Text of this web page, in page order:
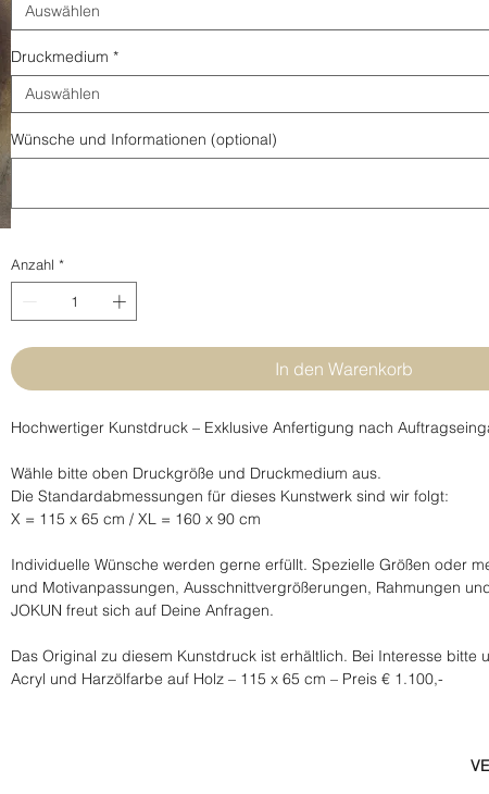
Auswählen
Druckmedium *
Auswählen
Wünsche und Informationen (optional)
Anzahl *
In den Warenkorb
Hochwertiger Kunstdruck – Exklusive Anfertigung nach
Wähle bitte oben Druckgröße und Druckmedium aus.
Die Standardabmessungen für dieses Kunstwerk sind wir folgt:
X = 115 x 65 cm / XL = 160 x 90 cm
Individuelle Wünsche werden gerne erfüllt. Spezielle Größen oder
und Motivanpassungen, Ausschnittvergrößerungen, Rahmungen
JOKUN freut sich auf Deine Anfragen.
Das Original zu diesem Kunstdruck ist erhältlich. Bei Interesse bitte
Acryl und Harzölfarbe auf Holz – 115 x 65 cm – Preis € 1.100,-